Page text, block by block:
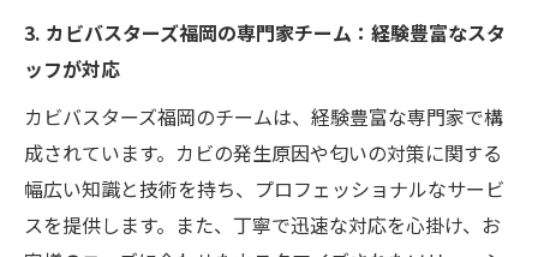
3. カビバスターズ福岡の専門家チーム：経験豊富なスタ
ッフが対応
カビバスターズ福岡のチームは、経験豊富な専門家で構
成されています。カビの発生原因や匂いの対策に関する
幅広い知識と技術を持ち、プロフェッショナルなサービ
スを提供します。また、丁寧で迅速な対応を心掛け、お